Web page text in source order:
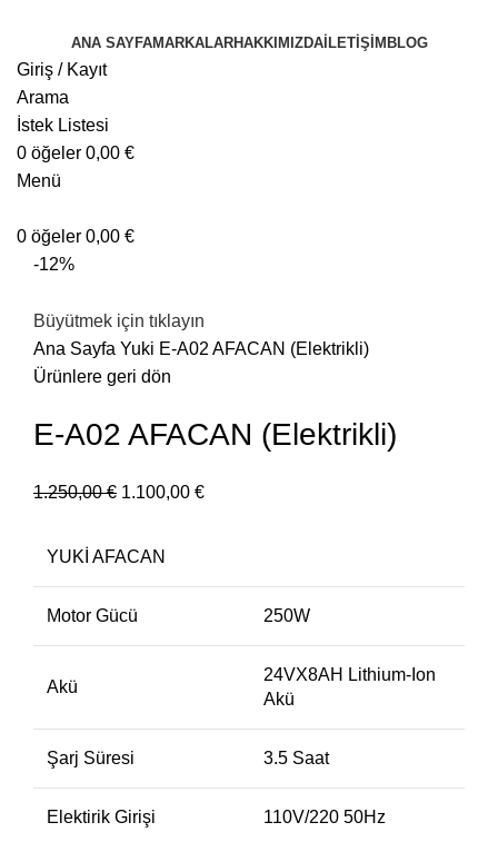
ANA SAYFAMARKALARHAKKIMIZDAİLETIŞIM BLOG
Giriş / Kayıt
Arama
İstek Listesi
0 öğeler 0,00 €
Menü
0 öğeler 0,00 €
-12%
Büyütmek için tıklayın
Ana Sayfa Yuki E-A02 AFACAN (Elektrikli)
Ürünlere geri dön
E-A02 AFACAN (Elektrikli)
1.250,00€ 1.100,00 €
YUKİ AFACAN
Motor Gücü 250W
Akü
24VX8AH Lithium-Ion
Akü
Şarj Süresi 3.5 Saat
Elektirik Girişi 110V/220 50Hz